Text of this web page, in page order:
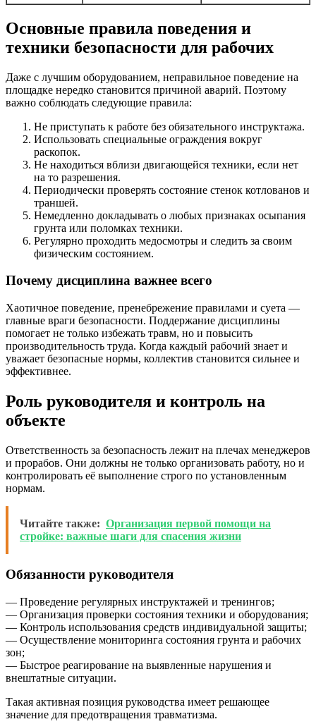
Основные правила поведения и
техники безопасности для рабочих
Даже с лучшим оборудованием, неправильное поведение на
площадке нередко становится причиной аварий. Поэтому
важно соблюдать следующие правила:
Не приступать к работе без обязательного инструктажа.
Использовать специальные ограждения вокруг
раскопок.
Не находиться вблизи двигающейся техники, если нет
на то разрешения.
Периодически проверять состояние стенок котлованов и
траншей.
Немедленно докладывать о любых признаках осыпания
грунта или поломках техники.
Регулярно проходить медосмотры и следить за своим
физическим состоянием.
Почему дисциплина важнее всего
Хаотичное поведение, пренебрежение правилами и суета —
главные враги безопасности. Поддержание дисциплины
помогает не только избежать травм, но и повысить
производительность труда. Когда каждый рабочий знает и
уважает безопасные нормы, коллектив становится сильнее и
эффективнее.
Роль руководителя и контроль на
объекте
Ответственность за безопасность лежит на плечах менеджеров
и прорабов. Они должны не только организовать работу, но и
контролировать её выполнение строго по установленным
нормам.
Читайте также: Организация первой помощи на
стройке: важные шаги для спасения жизни
Обязанности руководителя
— Проведение регулярных инструктажей и тренингов;
— Организация проверки состояния техники и оборудования;
— Контроль использования средств индивидуальной защиты;
— Осуществление мониторинга состояния грунта и рабочих
зон;
— Быстрое реагирование на выявленные нарушения и
внештатные ситуации.
Такая активная позиция руководства имеет решающее
значение для предотвращения травматизма.